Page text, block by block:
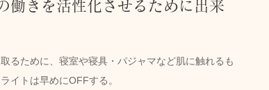
働きを活性化させるために出来
るために、寝室や寝具・パジャマなど肌に触れるも
イトは早めにOFFする。